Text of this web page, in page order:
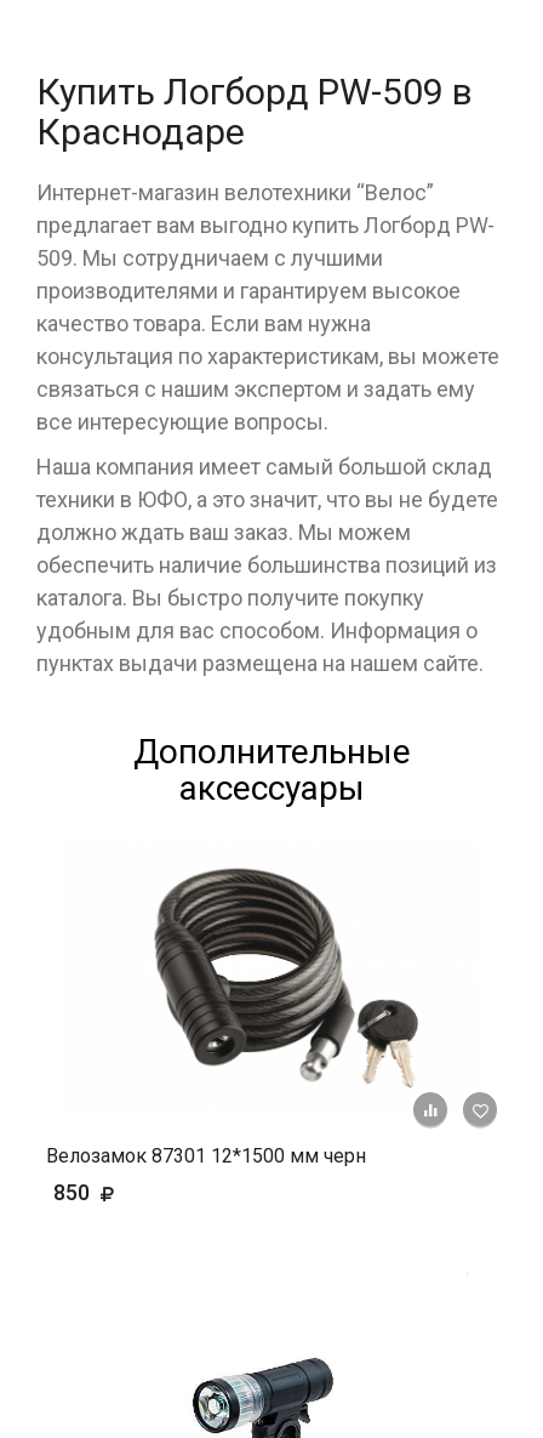
Купить Логборд PW-509 в
Краснодаре
Интернет-магазин велотехники “Велос”
предлагает вам выгодно купить Логборд PW-
509. Мы сотрудничаем с лучшими
производителями и гарантируем высокое
качество товара. Если вам нужна
консультация по характеристикам, вы можете
связаться с нашим экспертом и задать ему
все интересующие вопросы.
Наша компания имеет самый большой склад
техники в ЮФО, а это значит, что вы не будете
должно ждать ваш заказ. Мы можем
обеспечить наличие большинства позиций из
каталога. Вы быстро получите покупку
удобным для вас способом. Информация о
пунктах выдачи размещена на нашем сайте.
Дополнительные
аксессуары
+ К
Велозамок 87301 12*1500 мм черн
850